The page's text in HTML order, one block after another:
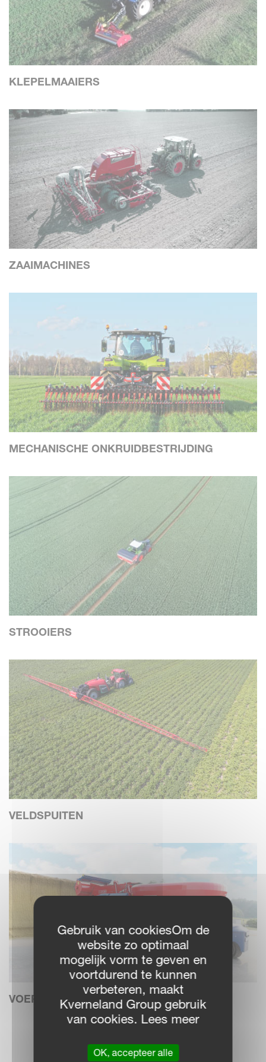
KLEPELMAAIERS
ZAAIMACHINES
MECHANISCHE ONKRUIDBESTRIJDING
STROOIERS
VELDSPUITEN
VOEREN (ALLEEN BELGIË)
Gebruik van cookiesOm de
website zo optimaal
mogelijk vorm te geven en
voortdurend te kunnen
verbeteren, maakt
Kverneland Group gebruik
van cookies. Lees meer
OK, accepteer alle